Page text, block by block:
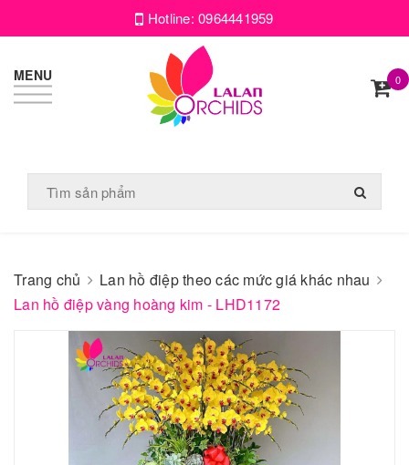
Hotline:0964441959
MENU 0
Trang chủ
Lan hồ điệp theo các mức giá khác nhau
Lan hồ điệp vàng hoàng kim - LHD1172